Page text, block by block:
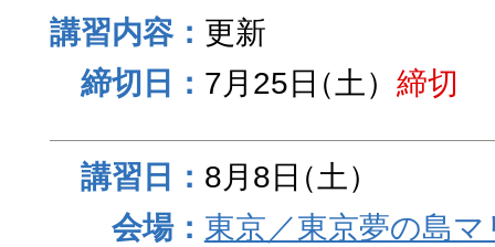
更新
7月25日（土） 締切
8月8日（土）
東京／東京夢の島マ